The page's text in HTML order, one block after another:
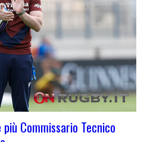
Commissario Tecnico